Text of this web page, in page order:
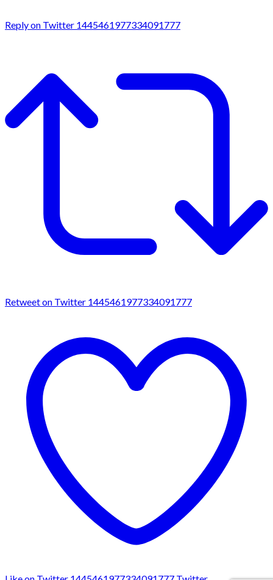
Reply on Twitter 1445461977334091777
Retweet on Twitter 1445461977334091777